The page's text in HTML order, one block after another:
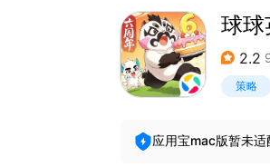
球球
2.2
策略
应用宝mac版暂未